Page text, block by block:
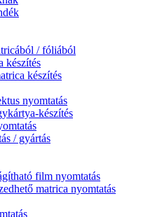
/ fóliából
készítés
készítés
nyomtatás
készítés
/ gyártás
film nyomtatás
matrica nyomtatás